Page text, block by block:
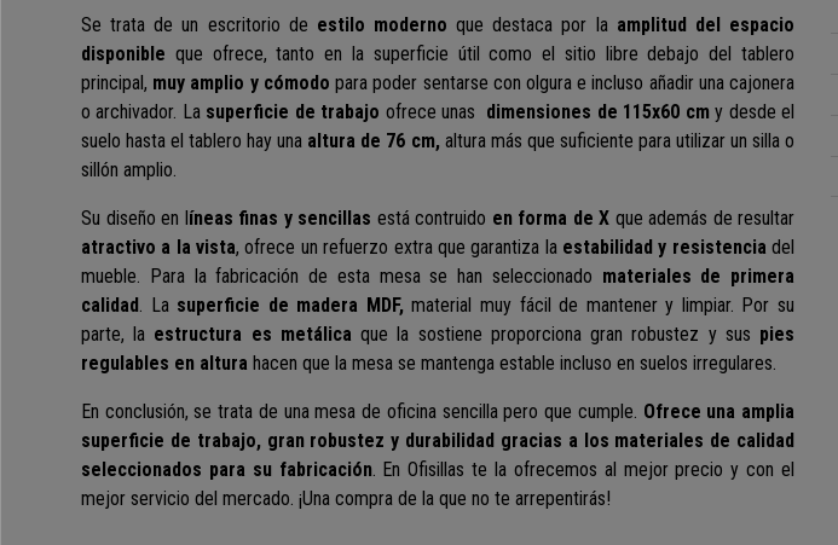
Se trata de un escritorio de estilo modernoque destaca por la amplitud del espacio
disponible que ofrece, tanto en la superficie útil como el sitio libre debajo del tablero
principal, muy amplio y cómodo para poder sentarse con olgura e incluso añadir una cajonera
o archivador. La superficie de trabajo ofrece unas dimensiones de 115x60 cmy desde el
suelo hasta el tablero hay una altura de 76 cm, altura más que suficiente para utilizar un silla o
sillón amplio.
Su diseño en l íneas finas y sencillas está contruido en forma de X que además de resultar
atractivo a la vista, ofrece un refuerzo extra que garantiza la estabilidad y resistencia del
mueble. Para la fabricación de esta mesa se han seleccionado materiales de primera
calidad . La superficie de madera MDF,material muy fácil de mantener y limpiar. Por su
parte, la estructura es metálica que la sostiene proporciona gran robustez y sus pies
regulables en altura hacen que la mesa se mantenga estable incluso en suelos irregulares.
En conclusión, se trata de una mesa de oficina sencilla pero que cumple. Ofrece una amplia
superficie de trabajo, gran robustez y durabilidad gracias a los materiales de calidad
seleccionados para su fabricación. En Ofisillas te la ofrecemos al mejor precio y con el
mejor servicio del mercado. ¡Una compra de la que no te arrepentirás!